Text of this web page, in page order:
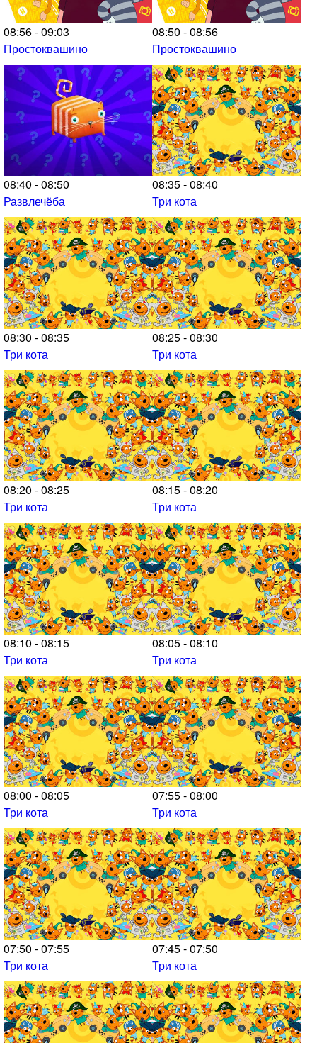
08:56 - 09:03
Простоквашино
08:50 - 08:56
Простоквашино
08:40 - 08:50
Развлечёба
08:35 - 08:40
Три кота
08:30 - 08:35
Три кота
08:25 - 08:30
Три кота
08:20 - 08:25
Три кота
08:15 - 08:20
Три кота
08:10 - 08:15
Три кота
08:05 - 08:10
Три кота
08:00 - 08:05
Три кота
07:55 - 08:00
Три кота
07:50 - 07:55
Три кота
07:45 - 07:50
Три кота